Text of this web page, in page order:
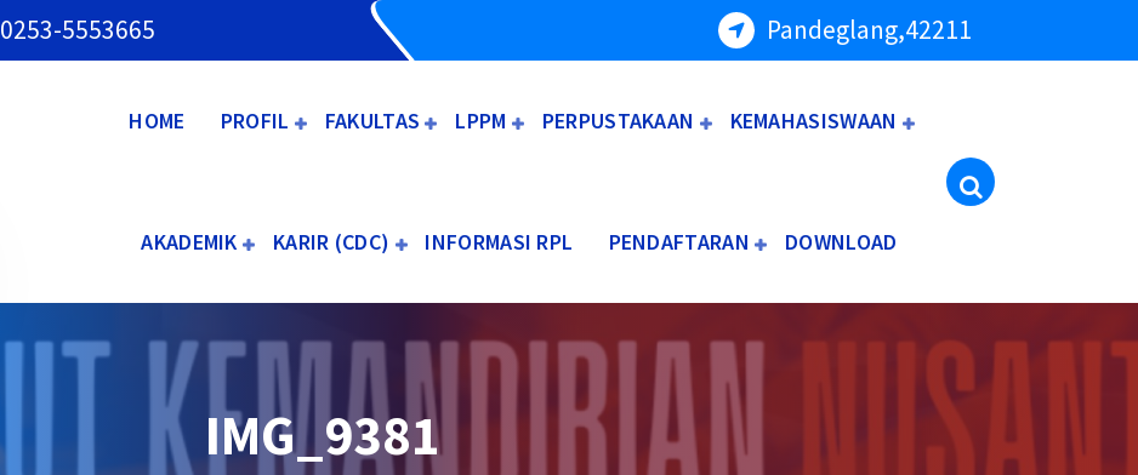
0253-5553665 Pandeglang,42211
HOME PROFIL FAKULTAS LPPM PERPUSTAKAAN KEMAHASISWAAN
AKADEMIK KARIR (CDC) INFORMASI RPL PENDAFTARAN DOWNLOAD
IMG_9381